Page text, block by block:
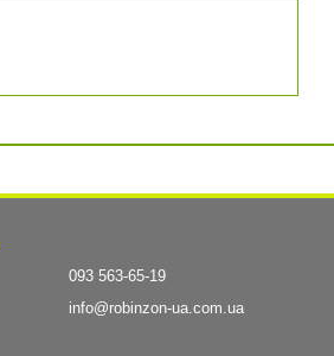
093 563-65-19
info@robinzon-ua.com.ua